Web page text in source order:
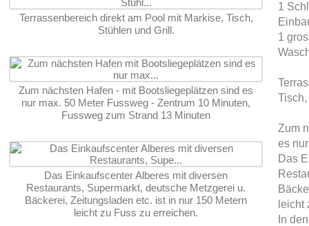
Terrassenbereich direkt am Pool mit Markise, Tisch,
Stühlen und Grill.
Zum nächsten Hafen - mit Bootsliegeplätzen sind es
nur max. 50 Meter Fussweg - Zentrum 10 Minuten,
Fussweg zum Strand 13 Minuten
Das Einkaufscenter Alberes mit diversen
Restaurants, Supermarkt, deutsche Metzgerei u.
Bäckerei, Zeitungsladen etc. ist in nur 150 Metern
leicht zu Fuss zu erreichen.
1
1
Zum
es
Das
leicht
In